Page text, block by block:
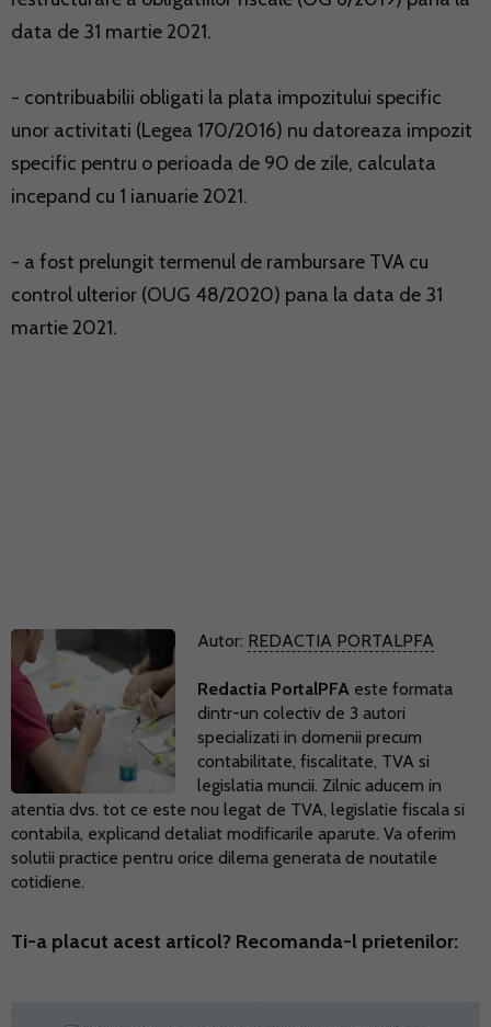
data de 31 martie 2021.
- contribuabilii obligati la plata impozitului specific
unor activitati (Legea 170/2016) nu datoreaza impozit
specific pentru o perioada de 90 de zile, calculata
incepand cu 1 ianuarie 2021.
- a fost prelungit termenul de rambursare TVA cu
control ulterior (OUG 48/2020) pana la data de 31
martie 2021.
Autor: REDACTIA PORTALPFA
Redactia PortalPFA este formata
dintr-un colectiv de 3 autori
specializati in domenii precum
contabilitate, fiscalitate, TVA si
legislatia muncii. Zilnic aducem in
atentia dvs. tot ce este nou legat de TVA, legislatie fiscala si
contabila, explicand detaliat modificarile aparute. Va oferim
solutii practice pentru orice dilema generata de noutatile
cotidiene.
Ti-a placut acest articol? Recomanda-l prietenilor: